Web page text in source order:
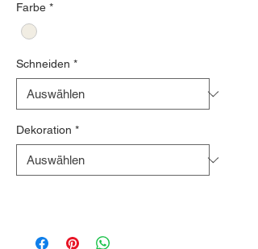
Farbe *
Schneiden *
Dekoration *